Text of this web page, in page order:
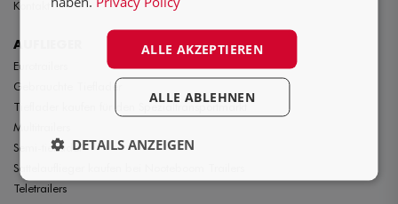
Kontakt
AUFLIEGER
Eurotrailers
Gebrauchte Tieflader
Tieflader kaufen für den Spezialtransportmarkt
Multitrailers
Semi-tieflader
Sattelauflieger kaufen bei Nooteboom Trailers
Teletrailers
ALLE AKZEPTIEREN
ALLE ABLEHNEN
DETAILS ANZEIGEN